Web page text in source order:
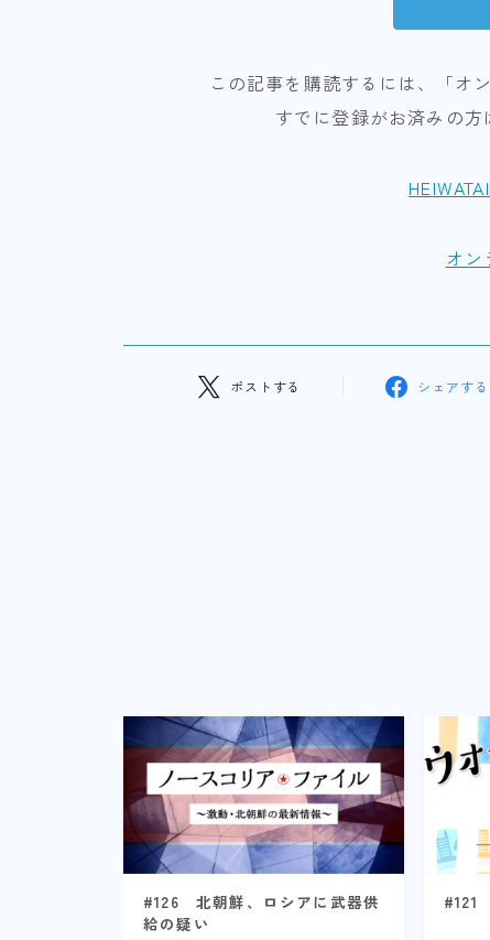
この記事を購読するには、「オ
すでに登録がお済みの方
オ
ポストする シェアする
#126 北朝鮮、ロシアに武器供
給の疑い
#121